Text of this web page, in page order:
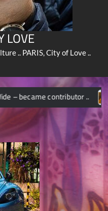
LOVE
.. PARIS, City of Love ..
became contributor ..